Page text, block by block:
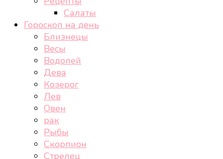
Салаты
Гороскоп на день
Близнецы
Весы
Водолей
Дева
Козерог
Лев
Овен
рак
Рыбы
Скорпион
Стрелец